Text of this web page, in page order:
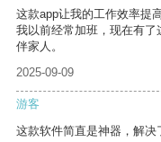
这款app让我的工作效率提
我以前经常加班，现在有
伴家人。
2025-09-09
游客
这款软件简直是神器，解决